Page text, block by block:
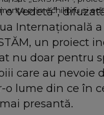
prin echilibru și
o Vedetă”,
Internațională
un proiect
nu doar pentru
care au nevoie
o lume din ce în
presantă.